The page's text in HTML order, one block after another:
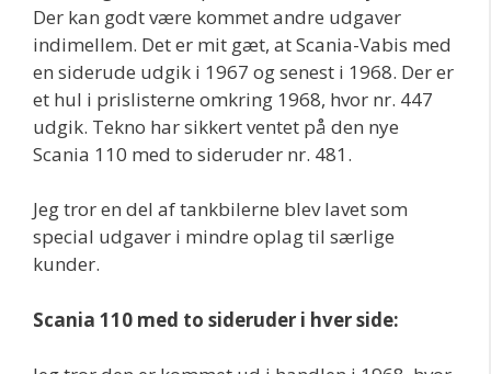
Der kan godt være kommet andre udgaver
indimellem. Det er mit gæt, at Scania-Vabis med
en siderude udgik i 1967 og senest i 1968. Der er
et hul i prislisterne omkring 1968, hvor nr. 447
udgik. Tekno har sikkert ventet på den nye
Scania 110 med to sideruder nr. 481.
Jeg tror en del af tankbilerne blev lavet som
special udgaver i mindre oplag til særlige
kunder.
Scania 110 med to sideruder i hver side: